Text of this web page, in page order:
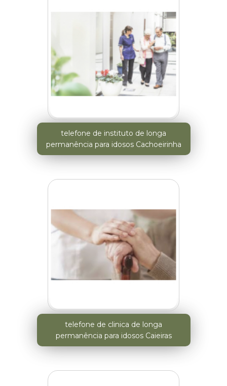
telefone de instituto de longa
permanência para idosos Cachoeirinha
telefone de clinica de longa
permanência para idosos Caieiras